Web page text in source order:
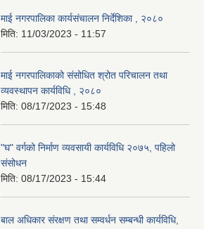
माई नगरपालिका कार्यसंचालन निर्देशिका , २०८०
मिति: 11/03/2023 - 11:57
माई नगरपालिकाको संसोधित श्रोत परिचालन तथा
व्यवस्थापन कार्यविधि , २०८०
मिति: 08/17/2023 - 15:48
"घ" वर्गको निर्माण व्यवसायी कार्यविधि २०७५, पहिलो
संसोधन
मिति: 08/17/2023 - 15:44
बाल अधिकार संरक्षण तथा सम्वर्धन सम्बन्धी कार्यविधि,